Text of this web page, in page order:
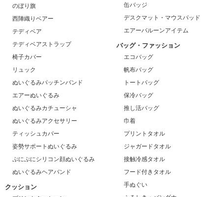
のぼり旗
西陣織りベアー
テディベア
テディベアストラップ
椅子カバー
リュック
ぬいぐるみパッチンバンド
エアーぬいぐるみ
ぬいぐるみカチューシャ
ぬいぐるみアクセサリー
ティッシュカバー
姿勢サポートぬいぐるみ
ぷにぷにシリコン顔ぬいぐるみ
ぬいぐるみヘアバンド
クッション
缶バッジ
デスクマット・マウスパッド
エアーバルーンアイテム
バッグ・ファッション
エコバッグ
帆布バッグ
トートバッグ
保冷バッグ
推し活バッグ
巾着
プリントタオル
ジャガードタオル
接触冷感タオル
フード付きタオル
手ぬぐい